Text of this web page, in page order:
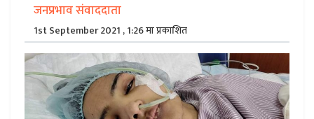
जनप्रभाव संवाददाता
1st September 2021 , 1:26 मा प्रकाशित